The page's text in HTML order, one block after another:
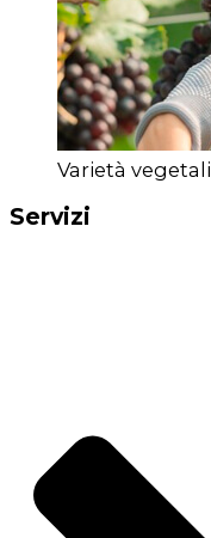
Varietà vegetali
Servizi